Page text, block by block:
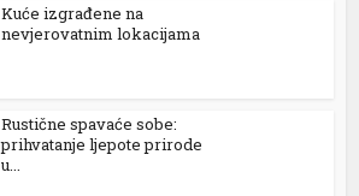
Kuće izgrađene na
nevjerovatnim lokacijama
Rustične spavaće sobe:
prihvatanje ljepote prirode
u...